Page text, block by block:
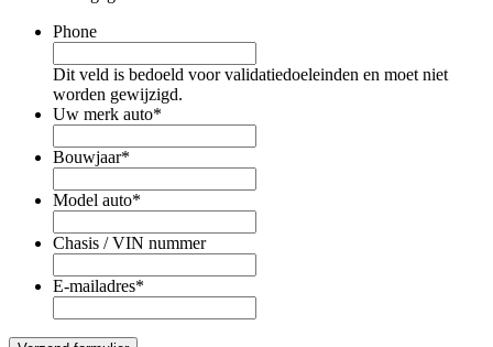
Phone
Dit veld is bedoeld voor validatiedoeleinden en moet niet
worden gewijzigd.
Uw merk auto*
Bouwjaar*
Model auto*
Chasis / VIN nummer
E-mailadres*